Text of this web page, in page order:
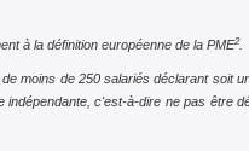
à la définition européenne de la PME2.
moins de 250 salariés déclarant soit
indépendante, c'est-à-dire ne pas être